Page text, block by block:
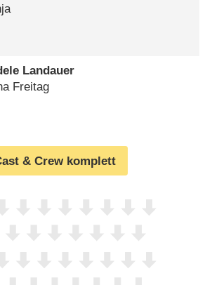
Landauer
Freitag
& Crew komplett